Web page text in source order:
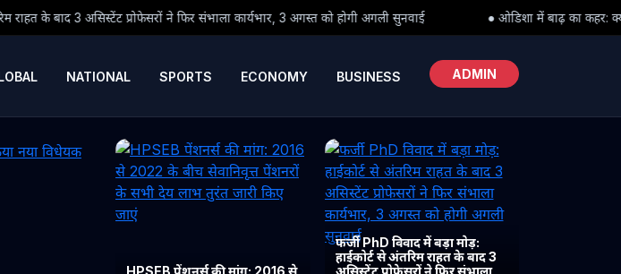
ने फिर संभाला कार्यभार, 3 अगस्त को होगी अगली सुनवाई ● ओडिशा में बाढ़ का कहर: क्या पीड़ितों तक समय पर पहुंच
NATIONAL SPORTS ECONOMY BUSINESS ADMIN
HPSEB पेंशनर्स की मांग: 2016 से
फर्जी PhD विवाद में बड़ा मोड़:
हाईकोर्ट से अंतरिम राहत के बाद 3
असिस्टेंट प्रोफेसरों ने फिर संभाला